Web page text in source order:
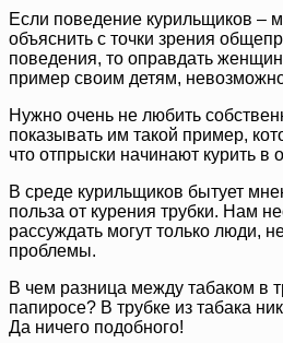
Если поведение курильщиков –
объяснить с точки зрения
поведения, то оправдать
пример своим детям,
Нужно очень не любить
показывать им такой пример,
что отпрыски начинают курить в
В среде курильщиков бытует
польза от курения трубки. Нам
рассуждать могут только люди,
проблемы.
В чем разница между табаком в
папиросе? В трубке из табака
Да ничего подобного!